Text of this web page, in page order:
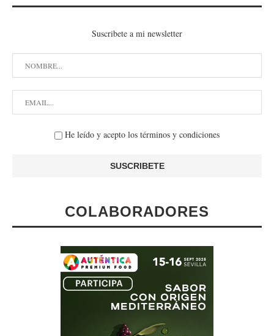
Suscribete a mi newsletter
He leído y acepto los términos y condiciones
COLABORADORES